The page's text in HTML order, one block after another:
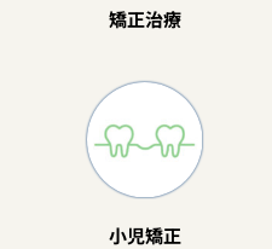
矯正治療
小児矯正